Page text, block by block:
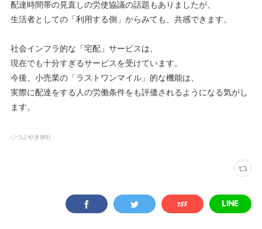
配達時間帯の見直しの労使協議の話題もありましたが、
生活者としての「利用する側」からみても、共感できます。
社会インフラ的な「宅配」サービスは、
現在でも十分すぎるサービスを受けています。
今後、小売業の「ラストワンマイル」的な機能は、
実際に配達をする人の労働条件をも評価されるようになる気がし
ます。
◇つぶやき (80)